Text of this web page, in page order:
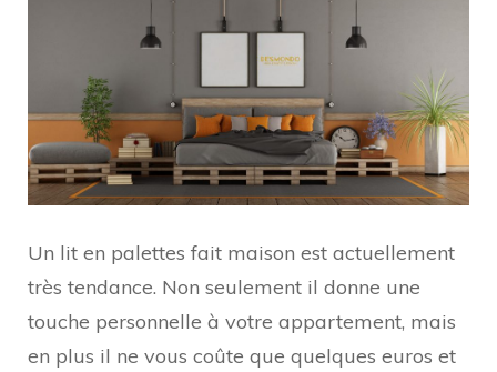
Un lit en palettes fait maison est actuellement
très tendance. Non seulement il donne une
touche personnelle à votre appartement, mais
en plus il ne vous coûte que quelques euros et